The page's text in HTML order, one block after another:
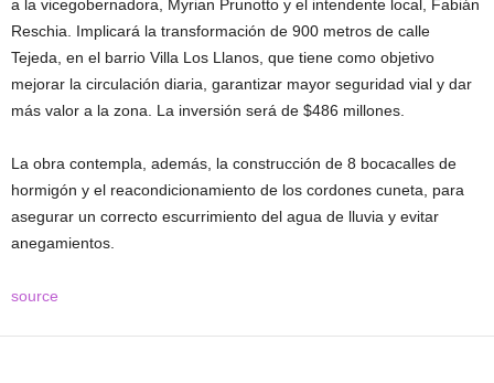
a la vicegobernadora, Myrian Prunotto y el intendente local, Fabián
Reschia. Implicará la transformación de 900 metros de calle
Tejeda, en el barrio Villa Los Llanos, que tiene como objetivo
mejorar la circulación diaria, garantizar mayor seguridad vial y dar
más valor a la zona. La inversión será de $486 millones.
La obra contempla, además, la construcción de 8 bocacalles de
hormigón y el reacondicionamiento de los cordones cuneta, para
asegurar un correcto escurrimiento del agua de lluvia y evitar
anegamientos.
source